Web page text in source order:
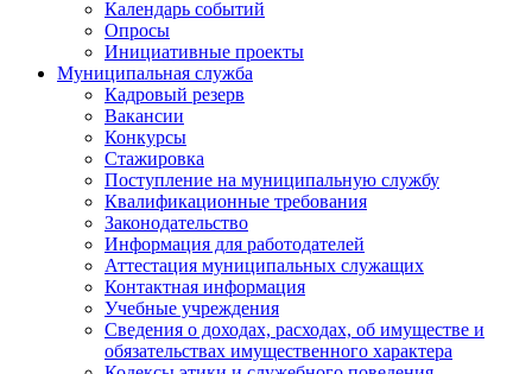
Календарь событий
Опросы
Инициативные проекты
Муниципальная служба
Кадровый резерв
Вакансии
Конкурсы
Стажировка
Поступление на муниципальную службу
Квалификационные требования
Законодательство
Информация для работодателей
Аттестация муниципальных служащих
Контактная информация
Учебные учреждения
Сведения о доходах, расходах, об имуществе и
обязательствах имущественного характера